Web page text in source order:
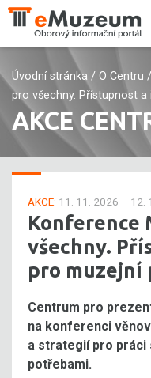
Úvodní stránka / O Centru /
pro všechny. Přístupnost
AKCE
AKCE: 11. 11. 2026 – 12.
Konference
všechny.
pro muzejní
Centrum pro
na konferenci
a strategií pro práci
potřebami.